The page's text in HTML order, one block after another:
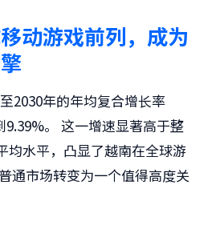
动游戏前列，成为
2030年的年均复合增长率
9.39%。 这一增速显著高于整
均水平，凸显了越南在全球游
通市场转变为一个值得高度关